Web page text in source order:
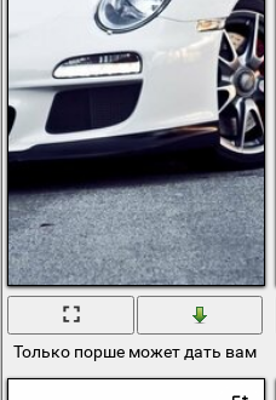
Только порше может дать вам